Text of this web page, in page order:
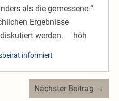
als die gemessene.“
Ergebnisse
diskutiert werden. höh
informiert
Nächster Beitrag →